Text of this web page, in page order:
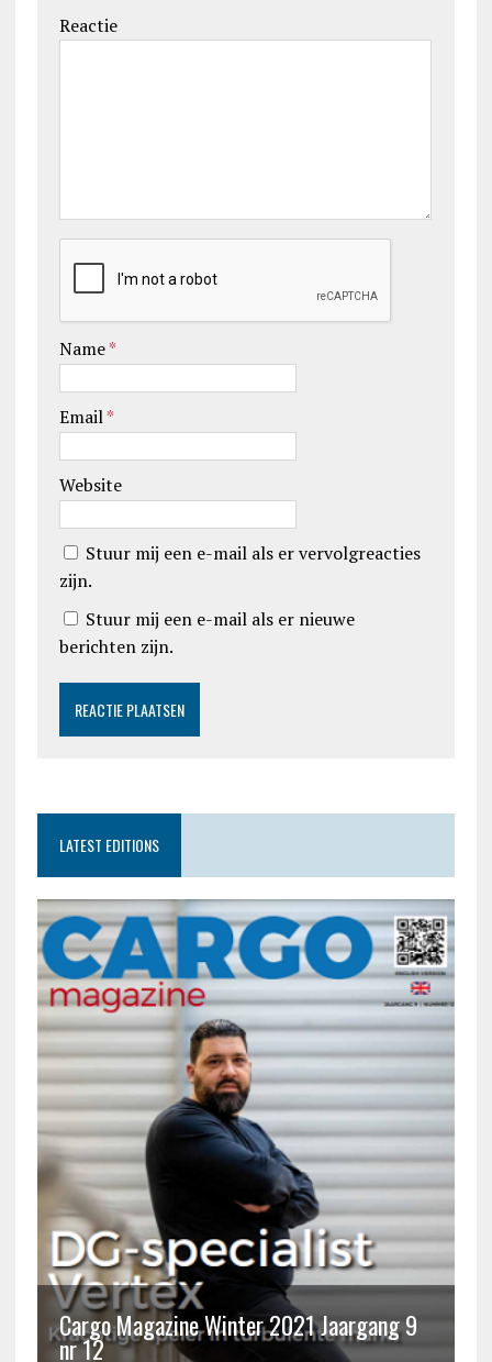
Reactie
Name*
Email*
Website
Stuur mij een e-mail als er vervolgreacties
zijn.
Stuur mij een e-mail als er nieuwe
berichten zijn.
LATEST EDITIONS
Cargo Magazine Winter 2021 Jaargang 9
nr 12